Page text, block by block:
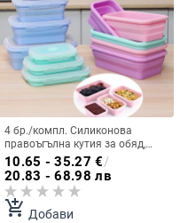
4 бр./компл. Силиконова
правоъгълна кутия за обяд,
сгъваема кутия Bento, сгъваема
купа за контейнер за храна
300/500/800/1200 мл за
сервизи за хранене
10.65 - 35.27 €/
20.83 - 68.98 лв
add_shopping_cart Добави